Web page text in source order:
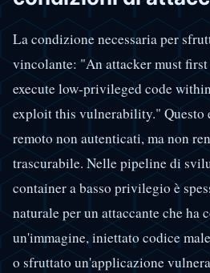
La condizione necessaria per
vincolante: "An attacker must
execute low-privileged code
exploit this vulnerability." Questo
remoto non autenticati, ma non
trascurabile. Nelle pipeline di
container a basso privilegio è
naturale per un attaccante che ha
un'immagine, iniettato codice
o sfruttato un'applicazione